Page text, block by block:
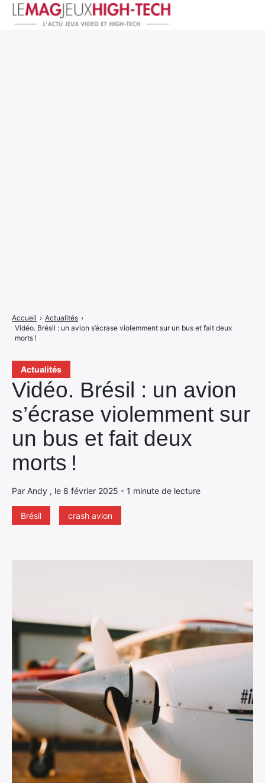
Actualités
Vidéo. Brésil : un avion
s’écrase violemment sur
un bus et fait deux
morts !
Par Andy , le 8 février 2025 - 1 minute de lecture
Brésil crash avion
Accueil › Actualités ›
Vidéo. Brésil : un avion s’écrase violemment sur un bus et fait deux
morts !